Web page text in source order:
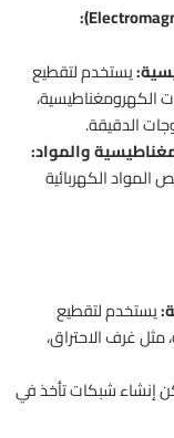
يستخدم لتقطيع
الكهرومغناطيسية،
الدقيقة.
والمواد:
الكهربائية
يستخدم لتقطيع
مثل غرف الاحتراق،
إنشاء شبكات تأخذ في